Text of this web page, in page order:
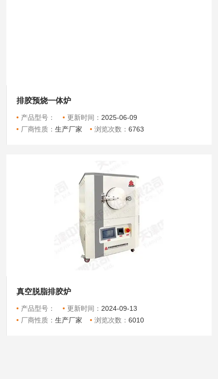
排胶预烧一体炉
产品型号： 更新时间： 2025-06-09
厂商性质：生产厂家 浏览次数： 6763
真空脱脂排胶炉
产品型号： 更新时间： 2024-09-13
厂商性质：生产厂家 浏览次数： 6010